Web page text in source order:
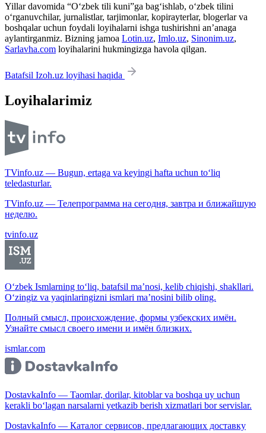
Yillar davomida “O‘zbek tili kuni”ga bag‘ishlab, o‘zbek tilini
o‘rganuvchilar, jurnalistlar, tarjimonlar, kopirayterlar, blogerlar va
boshqalar uchun foydali loyihalarni ishga tushirishni an’anaga
aylantirganmiz. Bizning jamoa Lotin.uz, Imlo.uz, Sinonim.uz,
Sarlavha.com loyihalarini hukmingizga havola qilgan.
Batafsil Izoh.uz loyihasi haqida
Loyihalarimiz
TVinfo.uz — Bugun, ertaga va keyingi hafta uchun to‘liq
teledasturlar.
TVinfo.uz — Телепрограмма на сегодня, завтра и ближайшую
неделю.
tvinfo.uz
O‘zbek Ismlarning to‘liq, batafsil ma’nosi, kelib chiqishi, shakllari.
O‘zingiz va yaqinlaringizni ismlari ma’nosini bilib oling.
Полный смысл, происхождение, формы узбекских имён.
Узнайте смысл своего имени и имён близких.
ismlar.com
DostavkaInfo — Taomlar, dorilar, kitoblar va boshqa uy uchun
kerakli bo‘lagan narsalarni yetkazib berish xizmatlari bor servislar.
DostavkaInfo — Каталог сервисов, предлагающих доставку